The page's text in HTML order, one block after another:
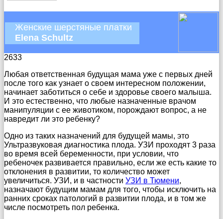
Женские шерстяные платки
Elena Schultz
2633
Любая ответственная будущая мама уже с первых дней
после того как узнает о своем интересном положении,
начинает заботиться о себе и здоровье своего малыша.
И это естественно, что любые назначенные врачом
манипуляции с ее животиком, порождают вопрос, а не
навредит ли это ребенку?
Одно из таких назначений для будущей мамы, это
Ультразвуковая диагностика плода. УЗИ проходят 3 раза
во время всей беременности, при условии, что
ребеночек развивается правильно, если же есть какие то
отклонения в развитии, то количество может
увеличиться. УЗИ, и в частности УЗИ в Тюмени,
назначают будущим мамам для того, чтобы исключить на
ранних сроках патологий в развитии плода, и в том же
числе посмотреть пол ребенка.